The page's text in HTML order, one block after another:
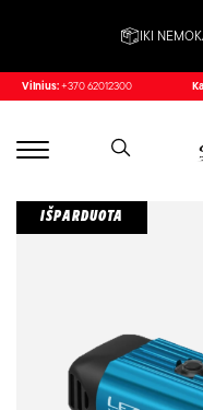
IKI
Vilnius: +370 62012300
IŠPARDUOTA